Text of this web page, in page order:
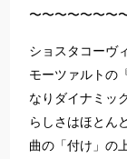
〜〜〜〜〜〜〜
ショスタコーヴ
モーツァルトの
なりダイナミッ
らしさはほとん
曲の「付け」の